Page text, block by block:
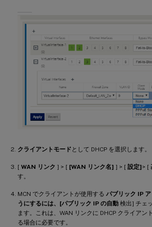
クライアントモード として DHCP を選択します。
[ WAN リンク ] > [ [WAN リンク名] ] > [ 設定]> [
す。
MCN でクライアントが使用する パブリック IP
うにするには、[パブリック IP の自動 検出] チェ
ます。これは、WAN リンクに DHCP クライアン
る場合に必要です。